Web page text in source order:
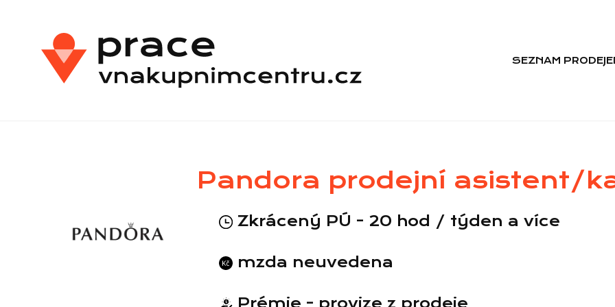
SEZNAM
Pandora prodejní asistent/
Zkrácený PÚ - 20 hod / týden a více
mzda neuvedena
Prémie - provize z prodeje